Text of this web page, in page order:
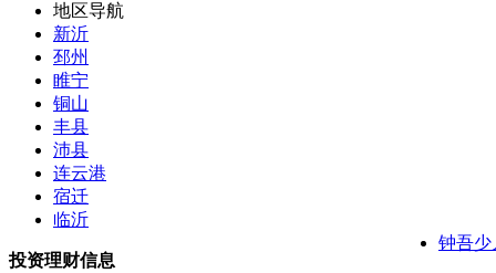
地区导航
新沂
邳州
睢宁
铜山
丰县
沛县
连云港
宿迁
临沂
钟吾少
投资理财信息